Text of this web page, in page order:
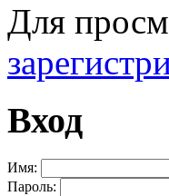
Для
Вход
Имя:
Пароль: